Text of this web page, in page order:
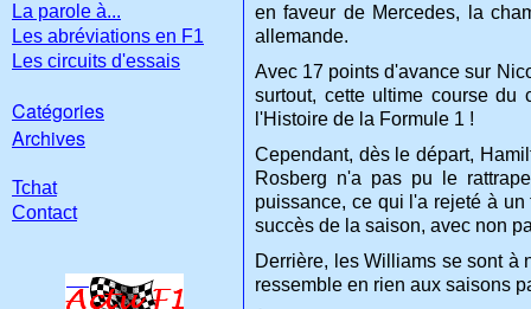
en faveur de Mercedes, la
allemande.
Avec 17 points d'avance sur
surtout, cette ultime course du
l'Histoire de la Formule 1 !
Cependant, dès le départ,
Rosberg n'a pas pu le
puissance, ce qui l'a rejeté à
succès de la saison, avec non
Derrière, les Williams se sont à
ressemble en rien aux saisons
La parole à...
Les abréviations en F1
Les circuits d'essais
Catégories
Archives
Tchat
Contact